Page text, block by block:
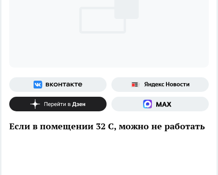
Если в помещении 32 С, можно не работать